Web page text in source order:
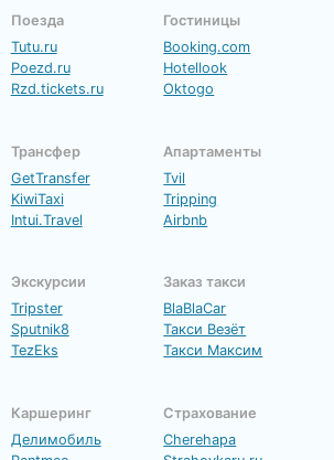
Поезда
Tutu.ru
Poezd.ru
Rzd.tickets.ru
Гостиницы
Booking.com
Hotellook
Oktogo
Трансфер
GetTransfer
KiwiTaxi
Intui.Travel
Апартаменты
Tvil
Tripping
Airbnb
Экскурсии
Tripster
Sputnik8
TezEks
Заказ такси
BlaBlaCar
Такси Везёт
Такси Максим
Каршеринг
Делимобиль
Страхование
Cherehapa